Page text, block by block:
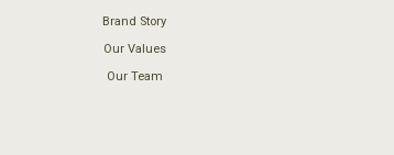
Brand Story
Our Values
Our Team